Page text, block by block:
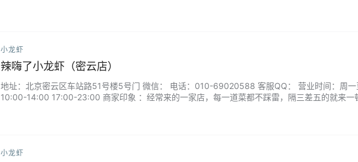
小龙虾
辣嗨了小龙虾（密云店）
地址：北京密云区车站路51号楼5号门 微信： 电话：010-69020588 客服QQ： 营业时间：周一
10:00-14:00 17:00-23:00 商家印象 ：经常来的一家店，每一道菜都不踩雷，隔三差五的就来一
小龙虾